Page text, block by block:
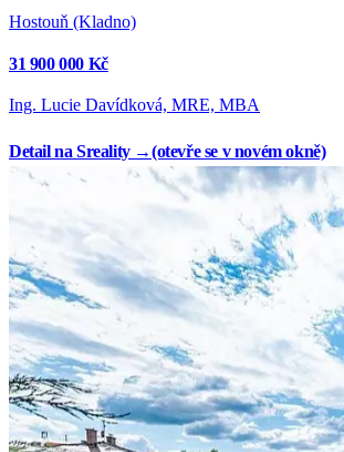
Hostouň (Kladno)
31 900 000 Kč
Ing. Lucie Davídková, MRE, MBA
Detail na Sreality →(otevře se v novém okně)